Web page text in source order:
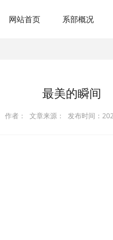
网站首页 系部概况
最美的瞬间
作者： 文章来源： 发布时间：